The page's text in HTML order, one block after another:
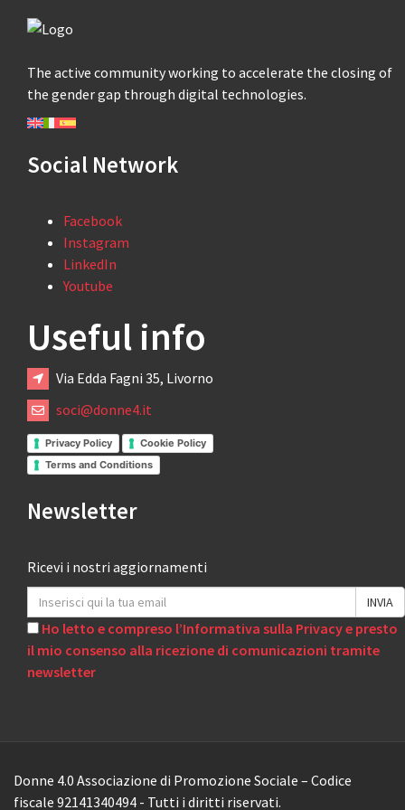
The active community working to accelerate the closing of
the gender gap through digital technologies.
Social Network
Facebook
Instagram
LinkedIn
Youtube
Useful info
Via Edda Fagni 35, Livorno
soci@donne4.it
Privacy Policy
Cookie Policy
Terms and Conditions
Newsletter
Ricevi i nostri aggiornamenti
Ho letto e compreso l’Informativa sulla Privacy e presto
il mio consenso alla ricezione di comunicazioni tramite
newsletter
Donne 4.0 Associazione di Promozione Sociale – Codice
fiscale 92141340494 - Tutti i diritti riservati.